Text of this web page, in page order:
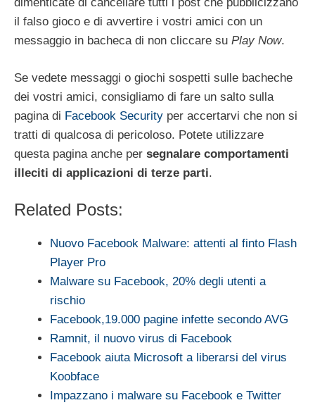
il falso gioco e di avvertire i vostri amici con un
messaggio in bacheca di non cliccare su Play Now.
Se vedete messaggi o giochi sospetti sulle bacheche
dei vostri amici, consigliamo di fare un salto sulla
pagina di Facebook Security per accertarvi che non si
tratti di qualcosa di pericoloso. Potete utilizzare
questa pagina anche per segnalare comportamenti
illeciti di applicazioni di terze parti.
Related Posts:
Nuovo Facebook Malware: attenti al finto Flash
Player Pro
Malware su Facebook, 20% degli utenti a
rischio
Facebook,19.000 pagine infette secondo AVG
Ramnit, il nuovo virus di Facebook
Facebook aiuta Microsoft a liberarsi del virus
Koobface
Impazzano i malware su Facebook e Twitter